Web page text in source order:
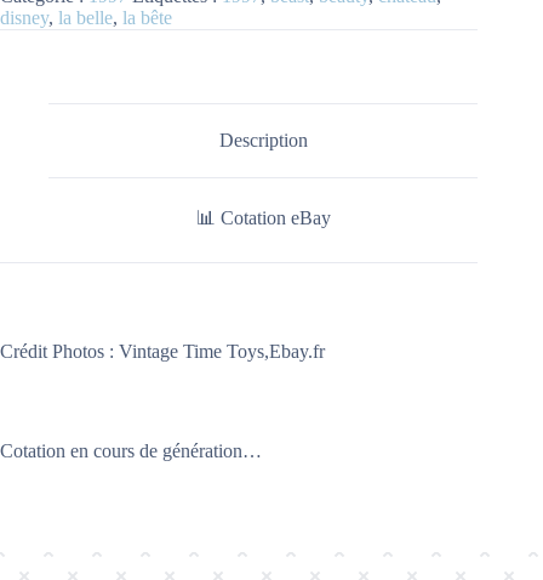
disney, la belle, la bête
Description
📊 Cotation eBay
Crédit Photos : Vintage Time Toys,Ebay.fr
Cotation en cours de génération…